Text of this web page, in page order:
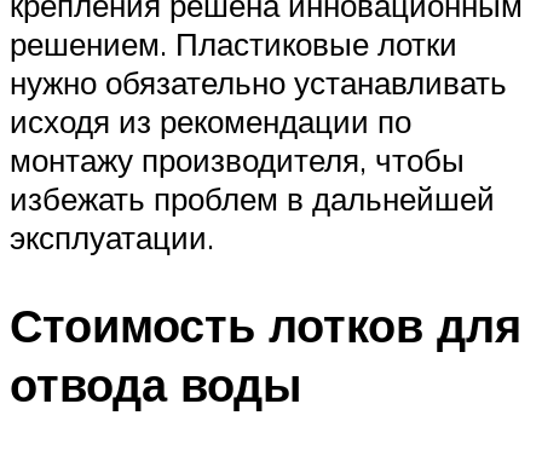
решением. Пластиковые лотки
нужно обязательно устанавливать
исходя из рекомендации по
монтажу производителя, чтобы
избежать проблем в дальнейшей
эксплуатации.
Стоимость лотков для
отвода воды